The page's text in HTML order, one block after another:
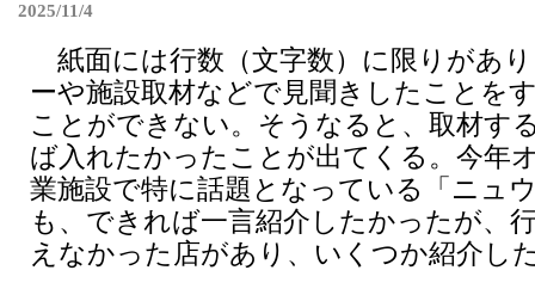
2025/11/4
紙面には行数（文字数）に限りがあ
ーや施設取材などで見聞きしたことを
ことができない。そうなると、取材す
ば入れたかったことが出てくる。今年
業施設で特に話題となっている「ニュ
も、できれば一言紹介したかったが、
えなかった店があり、いくつか紹介し